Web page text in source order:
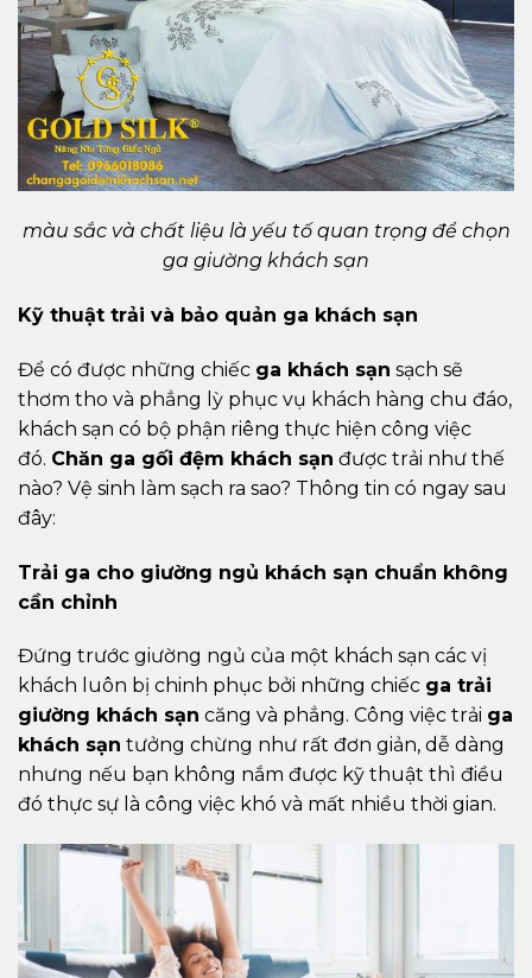
màu sắc và chất liệu là yếu tố quan trọng để chọn
ga giường khách sạn
Kỹ thuật trải và bảo quản ga khách sạn
Để có được những chiếc ga khách sạn sạch sẽ
thơm tho và phẳng lỳ phục vụ khách hàng chu đáo,
khách sạn có bộ phận riêng thực hiện công việc
đó. Chăn ga gối đệm khách sạn được trải như thế
nào? Vệ sinh làm sạch ra sao? Thông tin có ngay sau
đây:
Trải ga cho giường ngủ khách sạn chuẩn không
cần chỉnh
Đứng trước giường ngủ của một khách sạn các vị
khách luôn bị chinh phục bởi những chiếc ga trải
giường khách sạn căng và phẳng. Công việc trải ga
khách sạn tưởng chừng như rất đơn giản, dễ dàng
nhưng nếu bạn không nắm được kỹ thuật thì điều
đó thực sự là công việc khó và mất nhiều thời gian.